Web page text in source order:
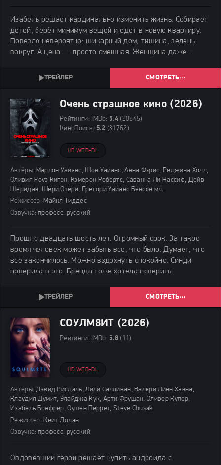
Изабель решает кардинально изменить жизнь. Собирает
детей, берёт минимум вещей и едет в новую квартиру.
Повезло невероятно: шикарный дом, тишина, зелень
вокруг. А цена — просто смешная. Женщина даже
счастлива, дети тоже. Начинается обустройство.
СМОТРЕТЬ
Очень страшное кино (2026)
Рейтинги: IMDb: 5.4 (20545)
КиноПоиск: 5.2 (31762)
HD WEB-DL
Актёры: Марлон Уайанс, Шон Уайанс, Анна Фэрис, Реджина Холл,
Оливия Роуз Кигэн, Кэмерон Робертс, Саванна Ли Нассиф, Дейв
Шеридан, Шери Отери, Грегори Уайанс Бенсон мл.
Режиссер: Майкл Тиддес
Озвучка: професс. русский
Прошло двадцать шесть лет. Огромный срок. За такое
время человек может забыть все, что было. Думает, что
все закончилось. Можно вздохнуть спокойно. Синди
поверила в это. Бренда тоже хотела поверить.
СМОТРЕТЬ
СОУЛМ8ЙТ (2026)
Рейтинги: IMDb: 5.8 (11)
HD WEB-DL
Актёры: Дэвид Рисдаль, Лили Салливан, Валери Линн Ханна,
Клаудия Думит, Элайджа Кук, Арти Фрушан, Оливер Купер,
Изабель Бонфрер, Оушен Перрет, Steve Chusak
Режиссер: Кейт Долан
Озвучка: професс. русский
Овдовевший герой решает купить андроида с